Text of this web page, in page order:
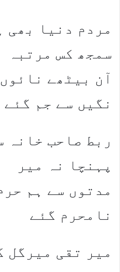
مردم دنیا بھی
سمجھ کس مرتبہ
آن بیٹھے
نگیں سے جم گئے
ربط صاحب خانہ
پہنچا نہ میر
مدتوں سے ہم
نامحرم گئے
میر تقی میرگل